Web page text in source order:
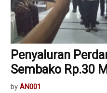
Penyaluran
Sembako Rp.30
by AN001